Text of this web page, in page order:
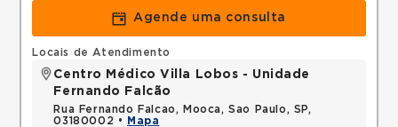
Agende uma consulta
Locais de Atendimento
Centro Médico Villa Lobos - Unidade
Fernando Falcão
Rua Fernando Falcao, Mooca, Sao Paulo, SP,
03180002 •
Mapa